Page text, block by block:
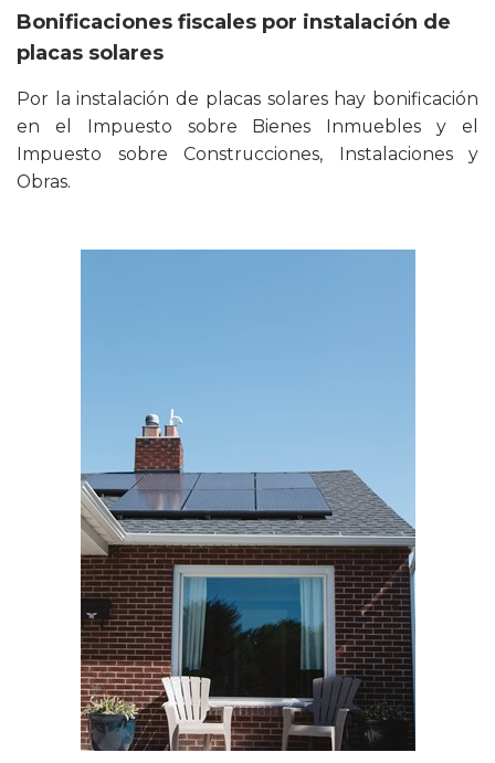
Bonificaciones fiscales por instalación de
placas solares
Por la instalación de placas solares hay bonificación
en el Impuesto sobre Bienes Inmuebles y el
Impuesto sobre Construcciones, Instalaciones y
Obras.